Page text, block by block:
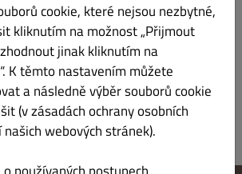
Zaregistrovat se
cookie, které nejsou nezbytné,
kliknutím na možnost „Přijmout
jinak kliknutím na
K těmto nastavením můžete
a následně výběr souborů cookie
(v zásadách ochrany osobních
webových stránek).